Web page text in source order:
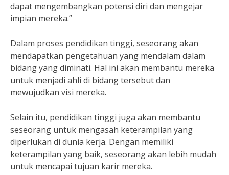
dapat mengembangkan potensi diri dan mengejar
impian mereka.”
Dalam proses pendidikan tinggi, seseorang akan
mendapatkan pengetahuan yang mendalam dalam
bidang yang diminati. Hal ini akan membantu mereka
untuk menjadi ahli di bidang tersebut dan
mewujudkan visi mereka.
Selain itu, pendidikan tinggi juga akan membantu
seseorang untuk mengasah keterampilan yang
diperlukan di dunia kerja. Dengan memiliki
keterampilan yang baik, seseorang akan lebih mudah
untuk mencapai tujuan karir mereka.